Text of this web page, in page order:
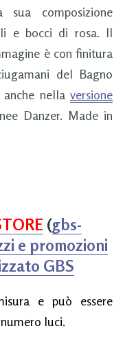
composizione
e bocci di rosa. Il
è con finitura
del Bagno
nella versione
Danzer. Made in
(gbs-
e promozioni
GBS
e può essere
luci.